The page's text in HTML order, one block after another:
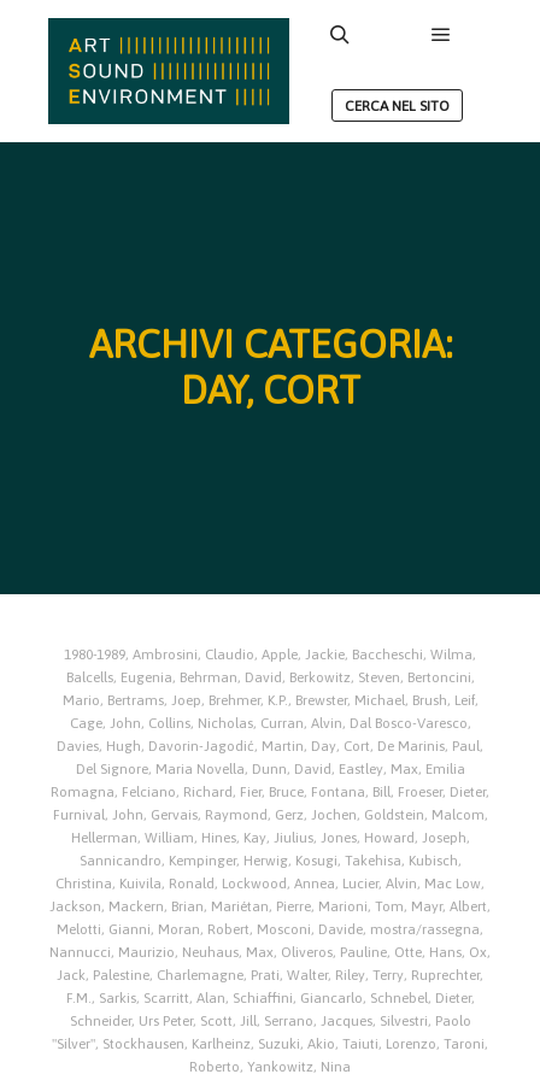
CERCA NEL SITO
ARCHIVI CATEGORIA:
DAY, CORT
1980-1989, Ambrosini, Claudio, Apple, Jackie, Baccheschi, Wilma,
Balcells, Eugenia, Behrman, David, Berkowitz, Steven, Bertoncini,
Mario, Bertrams, Joep, Brehmer, K.P. , Brewster, Michael, Brush, Leif,
Cage, John, Collins, Nicholas, Curran, Alvin, Dal Bosco-Varesco,
Davies, Hugh, Davorin-Jagodić, Martin, Day, Cort, De Marinis, Paul,
Del Signore, Maria Novella, Dunn, David, Eastley, Max, Emilia
Romagna, Felciano, Richard, Fier, Bruce, Fontana, Bill, Froeser, Dieter,
Furnival, John, Gervais, Raymond, Gerz, Jochen, Goldstein, Malcom,
Hellerman, William, Hines, Kay, Jiulius, Jones, Howard, Joseph,
Sannicandro, Kempinger, Herwig, Kosugi, Takehisa, Kubisch,
Christina, Kuivila, Ronald, Lockwood, Annea, Lucier, Alvin, Mac Low,
Jackson, Mackern, Brian, Mariétan, Pierre, Marioni, Tom, Mayr, Albert,
Melotti, Gianni, Moran, Robert, Mosconi, Davide, mostra/rassegna,
Nannucci, Maurizio, Neuhaus, Max, Oliveros, Pauline, Otte, Hans, Ox,
Jack, Palestine, Charlemagne, Prati, Walter, Riley, Terry, Ruprechter,
F.M. , Sarkis, Scarritt, Alan, Schiaffini, Giancarlo, Schnebel, Dieter,
Schneider, Urs Peter, Scott, Jill, Serrano, Jacques, Silvestri, Paolo
"Silver", Stockhausen, Karlheinz, Suzuki, Akio, Taiuti, Lorenzo, Taroni,
Roberto, Yankowitz, Nina